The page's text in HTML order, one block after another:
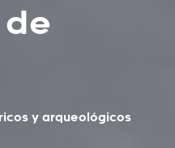
y arqueológicos